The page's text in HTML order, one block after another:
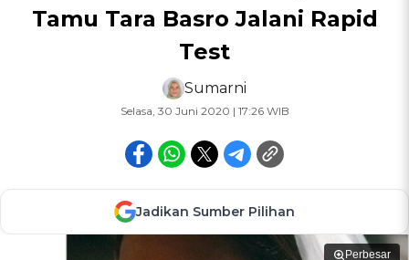
Tamu Tara Basro Jalani Rapid
Test
Sumarni
Selasa, 30 Juni 2020 | 17:26 WIB
Jadikan Sumber Pilihan
Perbesar